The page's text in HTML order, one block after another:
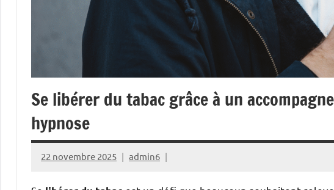
Se libérer du tabac grâce à un
hypnose
22 novembre 2025 admin6